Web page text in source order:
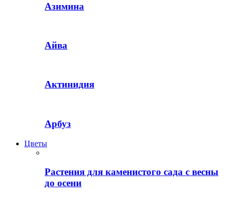
Азимина
Айва
Актинидия
Арбуз
Цветы
Растения для каменистого сада с весны
до осени